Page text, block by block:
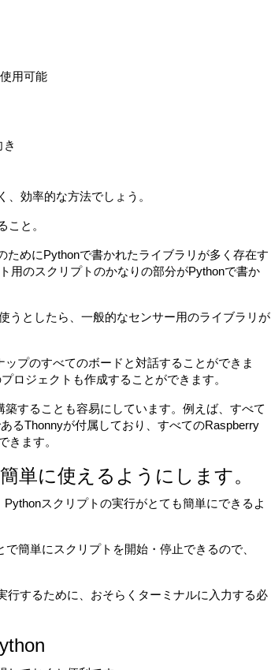
用可能
効率的な方法でしょう。
と。
めにPythonで書かれたライブラリが多く存在す
用のスクリプトのかなりの部分がPythonで書か
うとしたら、一般的なセンサー用のライブラリが
プのすべてのボードと対話することができま
ロジェクトも作成することができます。
することも容易にしています。例えば、すべて
るThonnyが付属しており、すべてのRaspberry
きます。
単に使えるようにします。
スクリプトの実行がとても簡単にできるよ
簡単にスクリプトを開始・停止できるので、
するために、おそらくターミナルに入力する必